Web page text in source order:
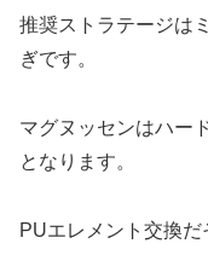
推奨ストラテージは
ぎです。
マグヌッセンはハー
となります。
PUエレメント交換だ